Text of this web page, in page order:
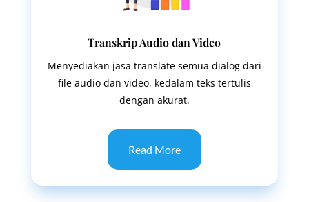
Transkrip Audio dan Video
Menyediakan jasa translate semua dialog dari
file audio dan video, kedalam teks tertulis
dengan akurat.
Read More